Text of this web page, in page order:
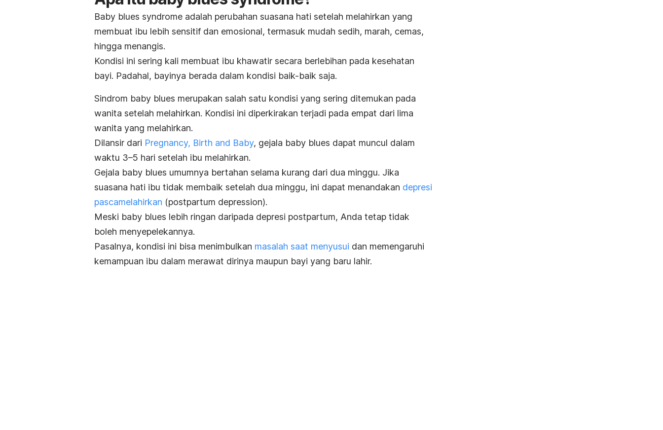
Baby blues syndrome adalah perubahan suasana hati setelah melahirkan yang
membuat ibu lebih sensitif dan emosional, termasuk mudah sedih, marah, cemas,
hingga menangis.
Kondisi ini sering kali membuat ibu khawatir secara berlebihan pada kesehatan
bayi. Padahal, bayinya berada dalam kondisi baik-baik saja.
Sindrom baby blues merupakan salah satu kondisi yang sering ditemukan pada
wanita setelah melahirkan. Kondisi ini diperkirakan terjadi pada empat dari lima
wanita yang melahirkan.
Dilansir dari Pregnancy, Birth and Baby, gejala baby blues dapat muncul dalam
waktu 3–5 hari setelah ibu melahirkan.
Gejala baby blues umumnya bertahan selama kurang dari dua minggu. Jika
suasana hati ibu tidak membaik setelah dua minggu, ini dapat menandakan depresi
pascamelahirkan (postpartum depression).
Meski baby blues lebih ringan daripada depresi postpartum, Anda tetap tidak
boleh menyepelekannya.
Pasalnya, kondisi ini bisa menimbulkan masalah saat menyusui dan memengaruhi
kemampuan ibu dalam merawat dirinya maupun bayi yang baru lahir.